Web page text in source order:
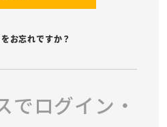
お忘れですか？
でログイン・